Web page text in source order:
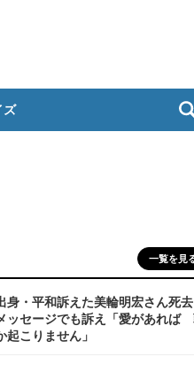
ズ
一覧を見
身・平和訴えた美輪明宏さん死
ッセージでも訴え「愛があれば
起こりません」